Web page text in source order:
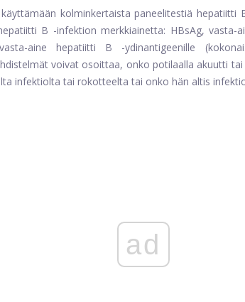
kolminkertaista paneelitestiä hepatiitti
B -infektion merkkiainetta: HBsAg, vasta-
aine hepatiitti B -ydinantigeenille
voivat osoittaa, onko potilaalla akuutti
infektiolta tai rokotteelta tai onko hän altis
ad